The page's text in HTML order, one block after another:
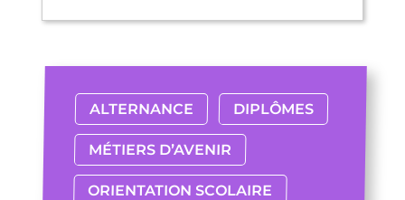
ALTERNANCE DIPLÔMES
MÉTIERS D’AVENIR
ORIENTATION SCOLAIRE